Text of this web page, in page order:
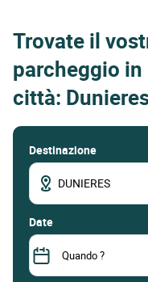
Trovate il
parcheggio in
città:
Destinazione
date